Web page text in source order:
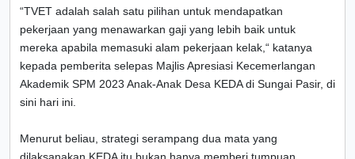
“TVET adalah salah satu pilihan untuk mendapatkan
pekerjaan yang menawarkan gaji yang lebih baik untuk
mereka apabila memasuki alam pekerjaan kelak,“ katanya
kepada pemberita selepas Majlis Apresiasi Kecemerlangan
Akademik SPM 2023 Anak-Anak Desa KEDA di Sungai Pasir, di
sini hari ini.
Menurut beliau, strategi serampang dua mata yang